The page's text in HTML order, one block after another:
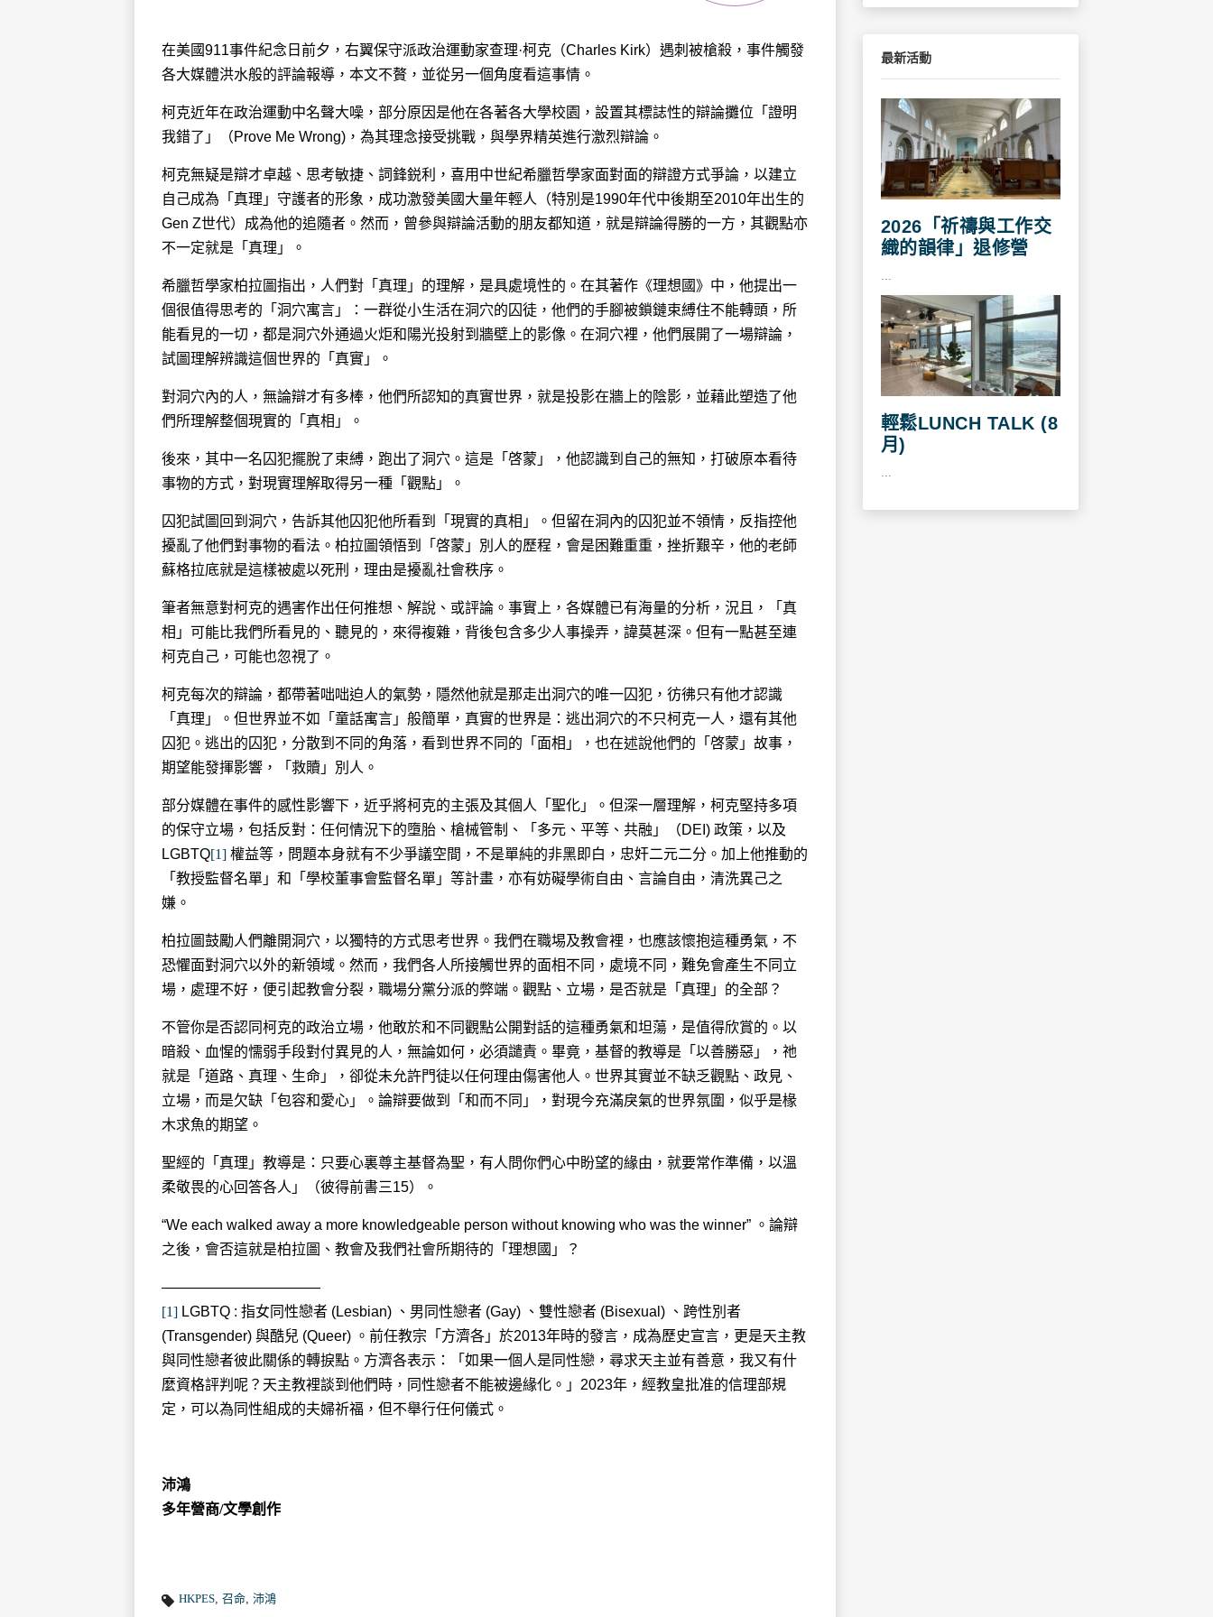
在美國911事件紀念日前夕，右翼保守派政治運動家查理·柯克（Charles Kirk）遇刺被槍殺，事件觸發
各大媒體洪水般的評論報導，本文不贅，並從另一個角度看這事情。
柯克近年在政治運動中名聲大噪，部分原因是他在各著各大學校園，設置其標誌性的辯論攤位「證明
我錯了」（Prove Me Wrong)，為其理念接受挑戰，與學界精英進行激烈辯論。
柯克無疑是辯才卓越、思考敏捷、詞鋒鋭利，喜用中世紀希臘哲學家面對面的辯證方式爭論，以建立
自己成為「真理」守護者的形象，成功激發美國大量年輕人（特別是1990年代中後期至2010年出生的
Gen Z世代）成為他的追隨者。然而，曾參與辯論活動的朋友都知道，就是辯論得勝的一方，其觀點亦
不一定就是「真理」。
希臘哲學家柏拉圖指出，人們對「真理」的理解，是具處境性的。在其著作《理想國》中，他提出一
個很值得思考的「洞穴寓言」：一群從小生活在洞穴的囚徒，他們的手腳被鎖鏈束縛住不能轉頭，所
能看見的一切，都是洞穴外通過火炬和陽光投射到牆壁上的影像。在洞穴裡，他們展開了一場辯論，
試圖理解辨識這個世界的「真實」。
對洞穴內的人，無論辯才有多棒，他們所認知的真實世界，就是投影在牆上的陰影，並藉此塑造了他
們所理解整個現實的「真相」。
後來，其中一名囚犯擺脫了束縛，跑出了洞穴。這是「啓蒙」，他認識到自己的無知，打破原本看待
事物的方式，對現實理解取得另一種「觀點」。
囚犯試圖回到洞穴，告訴其他囚犯他所看到「現實的真相」。但留在洞內的囚犯並不領情，反指控他
擾亂了他們對事物的看法。柏拉圖領悟到「啓蒙」別人的歷程，會是困難重重，挫折艱辛，他的老師
蘇格拉底就是這樣被處以死刑，理由是擾亂社會秩序。
筆者無意對柯克的遇害作出任何推想、解說、或評論。事實上，各媒體已有海量的分析，況且，「真
相」可能比我們所看見的、聽見的，來得複雜，背後包含多少人事操弄，諱莫甚深。但有一點甚至連
柯克自己，可能也忽視了。
柯克每次的辯論，都帶著咄咄迫人的氣勢，隱然他就是那走出洞穴的唯一囚犯，彷彿只有他才認識
「真理」。但世界並不如「童話寓言」般簡單，真實的世界是：逃出洞穴的不只柯克一人，還有其他
囚犯。逃出的囚犯，分散到不同的角落，看到世界不同的「面相」，也在述說他們的「啓蒙」故事，
期望能發揮影響，「救贖」別人。
部分媒體在事件的感性影響下，近乎將柯克的主張及其個人「聖化」。但深一層理解，柯克堅持多項
的保守立場，包括反對：任何情況下的墮胎、槍械管制、「多元、平等、共融」（DEI) 政策，以及
LGBTQ[1] 權益等，問題本身就有不少爭議空間，不是單純的非黑即白，忠奸二元二分。加上他推動的
「教授監督名單」和「學校董事會監督名單」等計畫，亦有妨礙學術自由、言論自由，清洗異己之
嫌。
柏拉圖鼓勵人們離開洞穴，以獨特的方式思考世界。我們在職埸及教會裡，也應該懷抱這種勇氣，不
恐懼面對洞穴以外的新領域。然而，我們各人所接觸世界的面相不同，處境不同，難免會產生不同立
場，處理不好，便引起教會分裂，職場分黨分派的弊端。觀點、立場，是否就是「真理」的全部？
不管你是否認同柯克的政治立場，他敢於和不同觀點公開對話的這種勇氣和坦蕩，是值得欣賞的。以
暗殺、血惺的懦弱手段對付異見的人，無論如何，必須譴責。畢竟，基督的教導是「以善勝惡」，祂
就是「道路、真理、生命」，卻從未允許門徒以任何理由傷害他人。世界其實並不缺乏觀點、政見、
立場，而是欠缺「包容和愛心」。論辯要做到「和而不同」，對現今充滿戾氣的世界氛圍，似乎是椽
木求魚的期望。
聖經的「真理」教導是：只要心裏尊主基督為聖，有人問你們心中盼望的緣由，就要常作準備，以溫
柔敬畏的心回答各人」（彼得前書三15）。
“We each walked away a more knowledgeable person without knowing who was the winner” 。論辯
之後，會否這就是柏拉圖、教會及我們社會所期待的「理想國」？
———————————
[1] LGBTQ : 指女同性戀者 (Lesbian) 、男同性戀者 (Gay) 、雙性戀者 (Bisexual) 、跨性別者
(Transgender) 與酷兒 (Queer) 。前任教宗「方濟各」於2013年時的發言，成為歷史宣言，更是天主教
與同性戀者彼此關係的轉捩點。方濟各表示：「如果一個人是同性戀，尋求天主並有善意，我又有什
麼資格評判呢？天主教裡談到他們時，同性戀者不能被邊緣化。」2023年，經教皇批准的信理部規
定，可以為同性組成的夫婦祈福，但不舉行任何儀式。
沛鴻
多年營商/文學創作
HKPES ,召命 ,沛鴻
最新活動
2026「祈禱與工作交
織的韻律」退修營
輕鬆LUNCH TALK (8
月)